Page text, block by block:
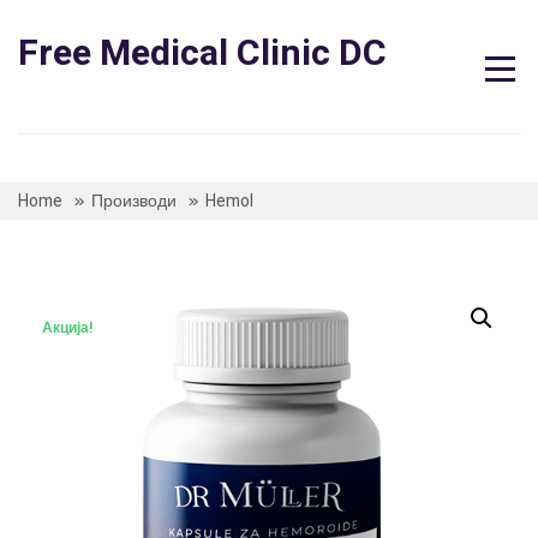
content
Free Medical Clinic DC
Home Производи Hemol
Акција!